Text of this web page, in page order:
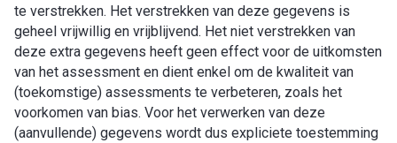
te verstrekken. Het verstrekken van deze gegevens is
geheel vrijwillig en vrijblijvend. Het niet verstrekken van
deze extra gegevens heeft geen effect voor de uitkomsten
van het assessment en dient enkel om de kwaliteit van
(toekomstige) assessments te verbeteren, zoals het
voorkomen van bias. Voor het verwerken van deze
(aanvullende) gegevens wordt dus expliciete toestemming